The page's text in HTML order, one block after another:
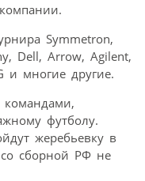
Symmetron,
Dell, Arrow, Agilent,
и многие другие.
командами,
футболу.
жеребьевку в
сборной РФ не